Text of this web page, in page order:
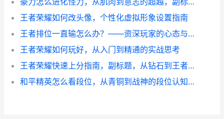
王者荣耀如何改头像，个性化虚拟形象设置指南
王者排位一直输怎么办？——资深玩家的心态与策略调整指南
王者荣耀如何玩好，从入门到精通的实战思考
王者荣耀快速上分指南，副标题，从钻石到王者的实战心得
和平精英怎么看段位，从青铜到战神的段位认知与进阶之道副标题